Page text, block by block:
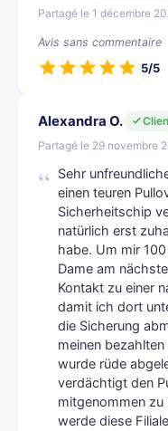
Partagé le 1 décembre
Avis sans commentaire
5/5
Alexandra O.
Partagé le 29 novembre
Sehr
einen teuren
Sicherheitschip
natürlich erst
habe. Um mir
Dame am
Kontakt zu einer
damit ich dort
die Sicherung
meinen
wurde rüde
verdächtigt den
mitgenommen
werde diese